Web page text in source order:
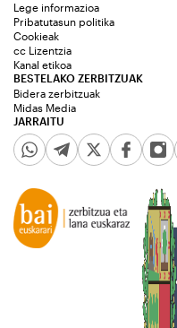
JARRAITU
Lege informazioa
Pribatutasun politika
Cookieak
cc Lizentzia
Kanal etikoa
BESTELAKO ZERBITZUAK
Bidera zerbitzuak
Midas Media